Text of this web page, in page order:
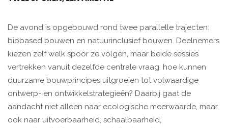
De avond is opgebouwd rond twee parallelle trajecten:
biobased bouwen en natuurinclusief bouwen. Deelnemers
kiezen zelf welk spoor ze volgen, maar beide sessies
vertrekken vanuit dezelfde centrale vraag: hoe kunnen
duurzame bouwprincipes uitgroeien tot volwaardige
ontwerp- en ontwikkelstrategieën? Daarbij gaat de
aandacht niet alleen naar ecologische meerwaarde, maar
ook naar uitvoerbaarheid, schaalbaarheid,